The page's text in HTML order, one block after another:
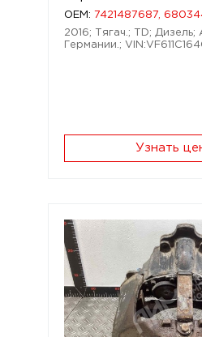
OEM:
7421487687,
2016; Тягач.; TD;
Германии.;
Узнать